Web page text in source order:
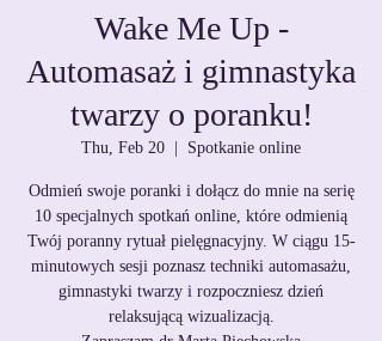
Wake Me Up -
Automasaż i gimnastyka
twarzy o poranku!
Thu, Feb 20 Spotkanie online
Odmień swoje poranki i dołącz do mnie na serię
10 specjalnych spotkań online, które odmienią
Twój poranny rytuał pielęgnacyjny. W ciągu 15-
minutowych sesji poznasz techniki automasażu,
gimnastyki twarzy i rozpoczniesz dzień
relaksującą wizualizacją.